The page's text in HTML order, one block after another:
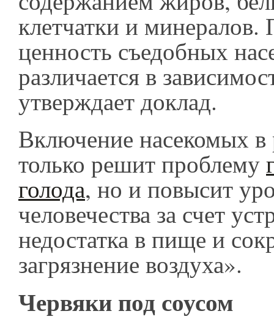
клетчатки и минералов.
ценность съедобных
различается в
утверждает доклад.
Включение насекомых в
только решит проблему
голода, но и повысит
человечества за счет
недостатка в пище и
загрязнение воздуха».
Червяки под соусом